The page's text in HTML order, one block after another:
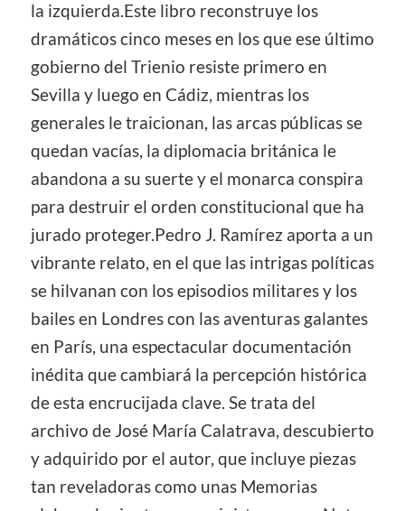
la izquierda.Este libro reconstruye los
dramáticos cinco meses en los que ese último
gobierno del Trienio resiste primero en
Sevilla y luego en Cádiz, mientras los
generales le traicionan, las arcas públicas se
quedan vacías, la diplomacia británica le
abandona a su suerte y el monarca conspira
para destruir el orden constitucional que ha
jurado proteger.Pedro J. Ramírez aporta a un
vibrante relato, en el que las intrigas políticas
se hilvanan con los episodios militares y los
bailes en Londres con las aventuras galantes
en París, una espectacular documentación
inédita que cambiará la percepción histórica
de esta encrucijada clave. Se trata del
archivo de José María Calatrava, descubierto
y adquirido por el autor, que incluye piezas
tan reveladoras como unas Memorias